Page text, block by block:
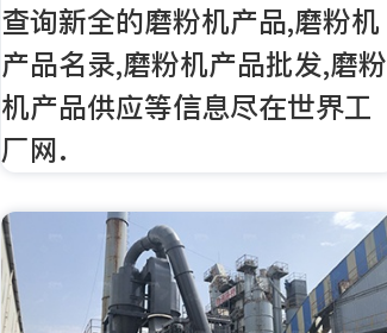
查询新全的磨粉机产品,磨粉机
产品名录,磨粉机产品批发,磨粉
机产品供应等信息尽在世界工
厂网.